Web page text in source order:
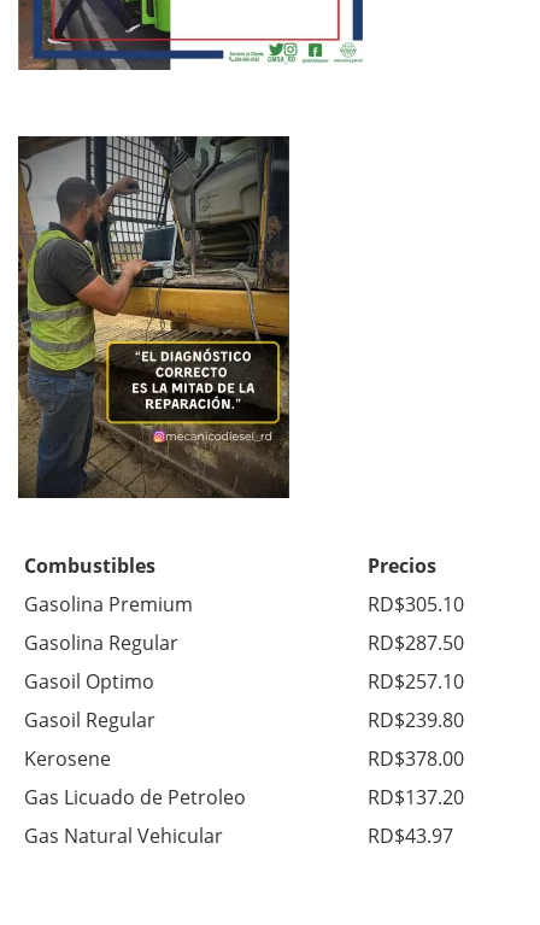
Combustibles
Precios
Gasolina Premium
RD$305.10
Gasolina Regular
RD$287.50
Gasoil Optimo
RD$257.10
Gasoil Regular
RD$239.80
Kerosene
RD$378.00
Gas Licuado de Petroleo
RD$137.20
Gas Natural Vehicular
RD$43.97